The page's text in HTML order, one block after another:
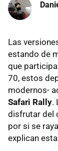
Las
estando de
que
70, estos
modernos-
Safari Rally.
disfrutar del
por si se
explican